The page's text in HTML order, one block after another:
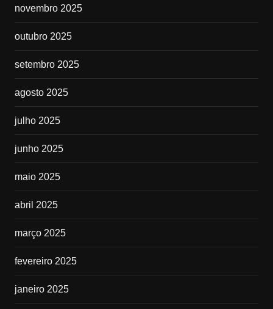
novembro 2025
outubro 2025
setembro 2025
agosto 2025
julho 2025
junho 2025
maio 2025
abril 2025
março 2025
fevereiro 2025
janeiro 2025